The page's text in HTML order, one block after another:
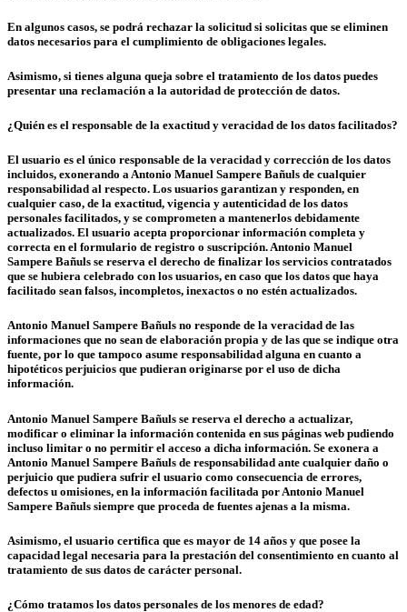
En algunos casos, se podrá rechazar la solicitud si solicitas que se eliminen
datos necesarios para el cumplimiento de obligaciones legales.
Asimismo, si tienes alguna queja sobre el tratamiento de los datos puedes
presentar una reclamación a la autoridad de protección de datos.
¿Quién es el responsable de la exactitud y veracidad de los datos facilitados?
El usuario es el único responsable de la veracidad y corrección de los datos
incluidos, exonerando a Antonio Manuel Sampere Bañuls de cualquier
responsabilidad al respecto. Los usuarios garantizan y responden, en
cualquier caso, de la exactitud, vigencia y autenticidad de los datos
personales facilitados, y se comprometen a mantenerlos debidamente
actualizados. El usuario acepta proporcionar información completa y
correcta en el formulario de registro o suscripción. Antonio Manuel
Sampere Bañuls se reserva el derecho de finalizar los servicios contratados
que se hubiera celebrado con los usuarios, en caso que los datos que haya
facilitado sean falsos, incompletos, inexactos o no estén actualizados.
Antonio Manuel Sampere Bañuls no responde de la veracidad de las
informaciones que no sean de elaboración propia y de las que se indique otra
fuente, por lo que tampoco asume responsabilidad alguna en cuanto a
hipotéticos perjuicios que pudieran originarse por el uso de dicha
información.
Antonio Manuel Sampere Bañuls se reserva el derecho a actualizar,
modificar o eliminar la información contenida en sus páginas web pudiendo
incluso limitar o no permitir el acceso a dicha información. Se exonera a
Antonio Manuel Sampere Bañuls de responsabilidad ante cualquier daño o
perjuicio que pudiera sufrir el usuario como consecuencia de errores,
defectos u omisiones, en la información facilitada por Antonio Manuel
Sampere Bañuls siempre que proceda de fuentes ajenas a la misma.
Asimismo, el usuario certifica que es mayor de 14 años y que posee la
capacidad legal necesaria para la prestación del consentimiento en cuanto al
tratamiento de sus datos de carácter personal.
¿Cómo tratamos los datos personales de los menores de edad?